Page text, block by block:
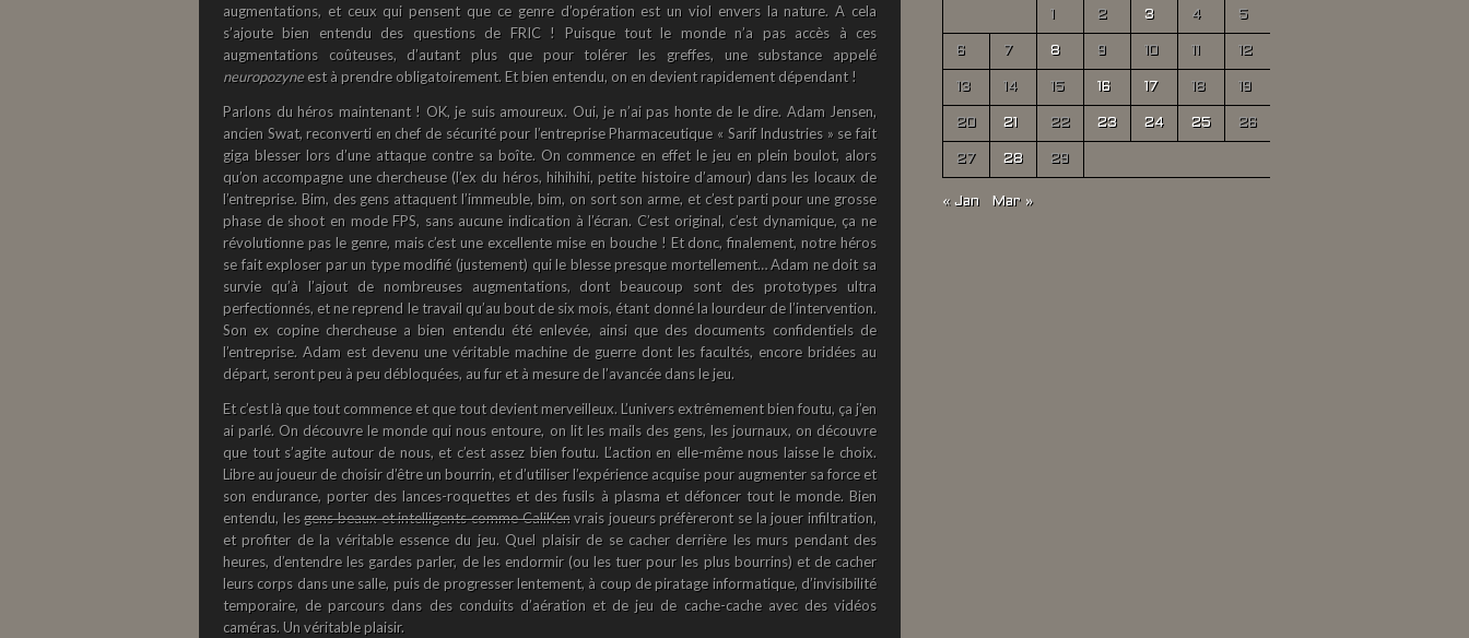
augmentations, et ceux qui pensent que ce genre d’opération est un viol envers la nature. A cela
s’ajoute bien entendu des questions de FRIC ! Puisque tout le monde n’a pas accès à ces
augmentations coûteuses, d’autant plus que pour tolérer les greffes, une substance appelé
neuropozyneest à prendre obligatoirement. Et bien entendu, on en devient rapidement dépendant !
Parlons du héros maintenant ! OK, je suis amoureux. Oui, je n’ai pas honte de le dire. Adam Jensen,
ancien Swat, reconverti en chef de sécurité pour l’entreprise Pharmaceutique « Sarif Industries » se fait
giga blesser lors d’une attaque contre sa boîte. On commence en effet le jeu en plein boulot, alors
qu’on accompagne une chercheuse (l’ex du héros, hihihihi, petite histoire d’amour) dans les locaux de
l’entreprise. Bim, des gens attaquent l’immeuble, bim, on sort son arme, et c’est parti pour une grosse
phase de shoot en mode FPS, sans aucune indication à l’écran. C’est original, c’est dynamique, ça ne
révolutionne pas le genre, mais c’est une excellente mise en bouche ! Et donc, finalement, notre héros
se fait exploser par un type modifié (justement) qui le blesse presque mortellement… Adam ne doit sa
survie qu’à l’ajout de nombreuses augmentations, dont beaucoup sont des prototypes ultra
perfectionnés, et ne reprend le travail qu’au bout de six mois, étant donné la lourdeur de l’intervention.
Son ex copine chercheuse a bien entendu été enlevée, ainsi que des documents confidentiels de
l’entreprise. Adam est devenu une véritable machine de guerre dont les facultés, encore bridées au
départ, seront peu à peu débloquées, au fur et à mesure de l’avancée dans le jeu.
Et c’est là que tout commence et que tout devient merveilleux. L’univers extrêmement bien foutu, ça j’en
ai parlé. On découvre le monde qui nous entoure, on lit les mails des gens, les journaux, on découvre
que tout s’agite autour de nous, et c’est assez bien foutu. L’action en elle-même nous laisse le choix.
Libre au joueur de choisir d’être un bourrin, et d’utiliser l’expérience acquise pour augmenter sa force et
son endurance, porter des lances-roquettes et des fusils à plasma et défoncer tout le monde. Bien
entendu, lesgens beaux et intelligents comme CaliKenvrais joueurs préfèreront se la jouer infiltration,
et profiter de la véritable essence du jeu. Quel plaisir de se cacher derrière les murs pendant des
heures, d’entendre les gardes parler, de les endormir (ou les tuer pour les plus bourrins) et de cacher
leurs corps dans une salle, puis de progresser lentement, à coup de piratage informatique, d’invisibilité
temporaire, de parcours dans des conduits d’aération et de jeu de cache-cache avec des vidéos
caméras. Un véritable plaisir.
1 2 3 4 5
6 7 8 9 10 11 12
13 14 15 16 17 18 19
20 21 22 23 24 25 26
27 28 29
« Jan Mar »